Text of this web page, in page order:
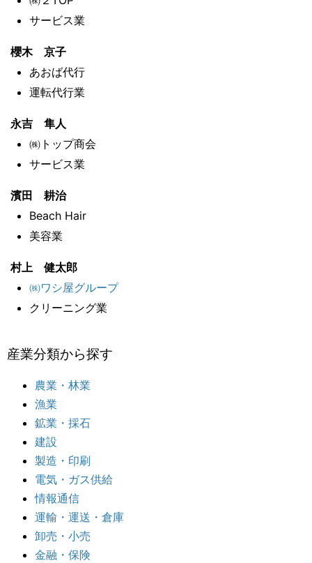
サービス業
櫻木 京子
あおば代行
運転代行業
永吉 隼人
㈱トップ商会
サービス業
濱田 耕治
Beach Hair
美容業
村上 健太郎
㈱ワシ屋グループ
クリーニング業
産業分類から探す
農業・林業
漁業
鉱業・採石
建設
製造・印刷
電気・ガス供給
情報通信
運輸・運送・倉庫
卸売・小売
金融・保険